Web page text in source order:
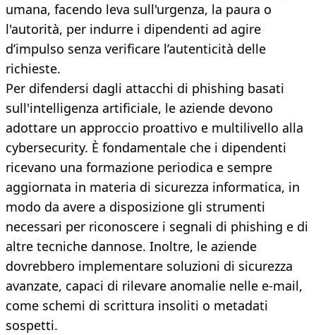
umana, facendo leva sull'urgenza, la paura o
l'autorità, per indurre i dipendenti ad agire
d’impulso senza verificare l’autenticità delle
richieste.
Per difendersi dagli attacchi di phishing basati
sull'intelligenza artificiale, le aziende devono
adottare un approccio proattivo e multilivello alla
cybersecurity. È fondamentale che i dipendenti
ricevano una formazione periodica e sempre
aggiornata in materia di sicurezza informatica, in
modo da avere a disposizione gli strumenti
necessari per riconoscere i segnali di phishing e di
altre tecniche dannose. Inoltre, le aziende
dovrebbero implementare soluzioni di sicurezza
avanzate, capaci di rilevare anomalie nelle e-mail,
come schemi di scrittura insoliti o metadati
sospetti.